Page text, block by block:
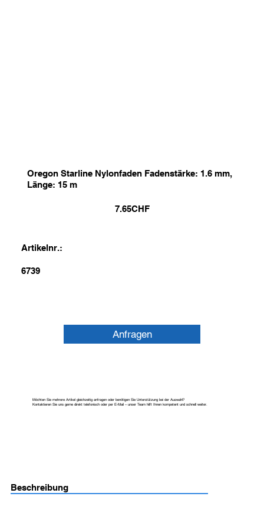
Oregon Starline Nylonfaden Fadenstärke: 1.6 mm,
Länge: 15 m
7.65CHF
Artikelnr.:
6739
Anfragen
Möchten Sie mehrere Artikel gleichzeitig anfragen oder benötigen Sie Unterstützung bei der Auswahl?
Kontaktieren Sie uns gerne direkt telefonisch oder per E-Mail – unser Team hilft Ihnen kompetent und schnell weiter.
Beschreibung